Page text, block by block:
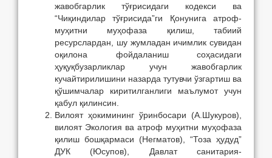
жавобгарлик тўғрисидаги кодекси ва
“Чиқиндилар тўғрисида”ги Қонунига атроф-
муҳитни муҳофаза қилиш, табиий
ресурслардан, шу жумладан ичимлик сувидан
оқилона фойдаланиш соҳасидаги
ҳуқуқбузарликлар учун жавобгарлик
кучайтирилишини назарда тутувчи ўзгартиш ва
қўшимчалар киритилганлиги маълумот учун
қабул қилинсин.
Вилоят ҳокимининг ўринбосари (А.Шукуров),
вилоят Экология ва атроф муҳитни муҳофаза
қилиш бошқармаси (Негматов), “Тоза ҳудуд”
ДУК (Юсупов), Давлат санитария-